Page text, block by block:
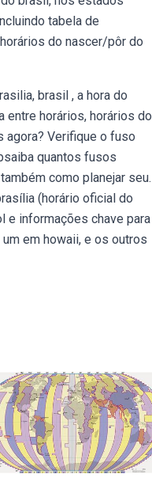
tabela de
do nascer/pôr do
brasil , a hora do
entre horários, horários do
agora? Verifique o fuso
quantos fusos
como planejar seu.
(horário oficial do
e informações chave para
em howaii, e os outros